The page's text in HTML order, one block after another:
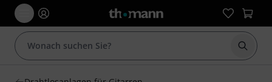
Suche